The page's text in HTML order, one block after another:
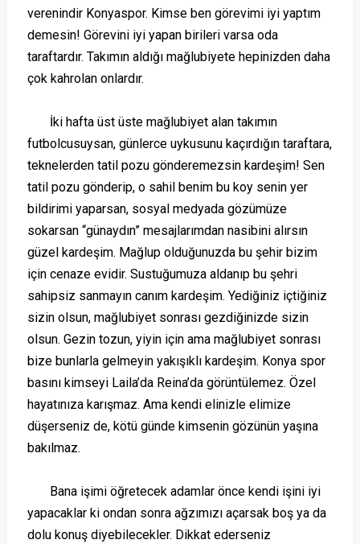
verenindir Konyaspor. Kimse ben görevimi iyi yaptım
demesin! Görevini iyi yapan birileri varsa oda
taraftardır. Takımın aldığı mağlubiyete hepinizden daha
çok kahrolan onlardır.
İki hafta üst üste mağlubiyet alan takımın
futbolcusuysan, günlerce uykusunu kaçırdığın taraftara,
teknelerden tatil pozu gönderemezsin kardeşim! Sen
tatil pozu gönderip, o sahil benim bu koy senin yer
bildirimi yaparsan, sosyal medyada gözümüze
sokarsan “günaydın” mesajlarımdan nasibini alırsın
güzel kardeşim. Mağlup olduğunuzda bu şehir bizim
için cenaze evidir. Sustuğumuza aldanıp bu şehri
sahipsiz sanmayın canım kardeşim. Yediğiniz içtiğiniz
sizin olsun, mağlubiyet sonrası gezdiğinizde sizin
olsun. Gezin tozun, yiyin için ama mağlubiyet sonrası
bize bunlarla gelmeyin yakışıklı kardeşim. Konya spor
basını kimseyi Laila’da Reina’da görüntülemez. Özel
hayatınıza karışmaz. Ama kendi elinizle elimize
düşerseniz de, kötü günde kimsenin gözünün yaşına
bakılmaz.
Bana işimi öğretecek adamlar önce kendi işini iyi
yapacaklar ki ondan sonra ağzımızı açarsak boş ya da
dolu konuş diyebilecekler. Dikkat ederseniz